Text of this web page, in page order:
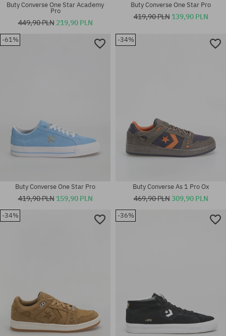
Dostępne rozmiary:
Buty Converse One Star Academy
Pro
449,90 PLN 219,90 PLN
Buty Converse One Star Pro
419,90 PLN 139,90 PLN
-61%
Buty Converse One Star Pro
419,90 PLN 159,90 PLN
-34%
Buty Converse As 1 Pro Ox
469,90 PLN309,90 PLN
-34% -36%